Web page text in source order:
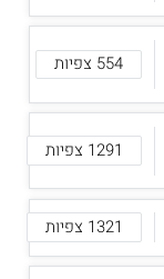
554 צפיות
1291 צפיות
1321 צפיות